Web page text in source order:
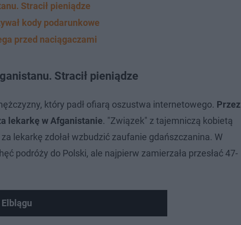
Stracił pieniądze
kody podarunkowe
przed naciągaczami
Stracił pieniądze
który padł ofiarą oszustwa internetowego. Przez
lekarkę w Afganistanie. "Związek" z tajemniczą kobietą
lekarkę zdołał wzbudzić zaufanie gdańszczanina. W
podróży do Polski, ale najpierw zamierzała przesłać 47-